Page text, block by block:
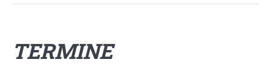
TERMINE